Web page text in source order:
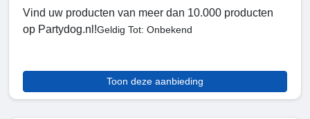
Vind uw producten van meer dan 10.000 producten
op Partydog.nl!Geldig Tot: Onbekend
Toon deze aanbieding